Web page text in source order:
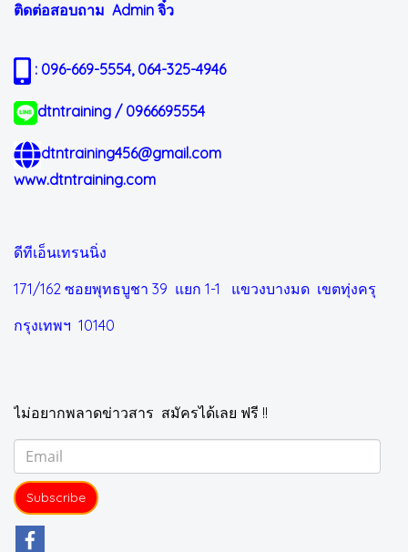
ติดต่อสอบถาม Admin จิ๋ว
: 096-669-5554, 064-325-4946
dtntraining / 0966695554
dtntraining456@gmail.com
www.dtntraining.com
ดีทีเอ็นเทรนนิ่ง
171/162 ซอยพุทธบูชา 39 แยก 1-1 แขวงบางมด เขตทุ่งครุ
กรุงเทพฯ 10140
ไม่อยากพลาดข่าวสาร สมัครได้เลย ฟรี !!
Subscribe